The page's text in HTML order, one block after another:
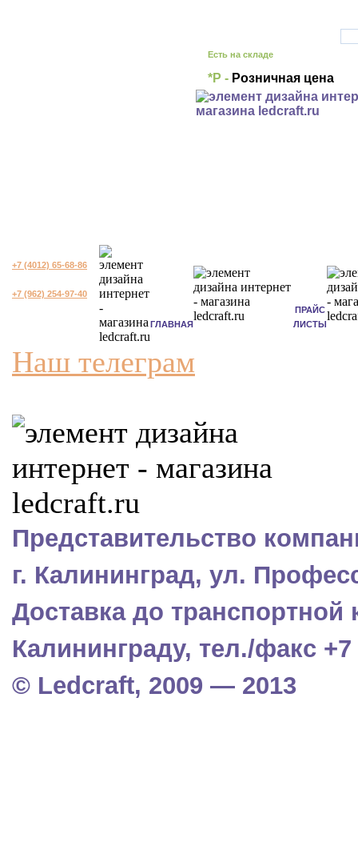
Есть на складе
*Р - Розничная цена
+7 (4012) 65-68-86
+7 (962) 254-97-40
ГЛАВНАЯ
ПРАЙС
ЛИСТЫ
Наш телеграм
Представительство
г. Калининград, ул.
Доставка до
Калининграду, тел./факс +7
© Ledcraft, 2009 — 2013